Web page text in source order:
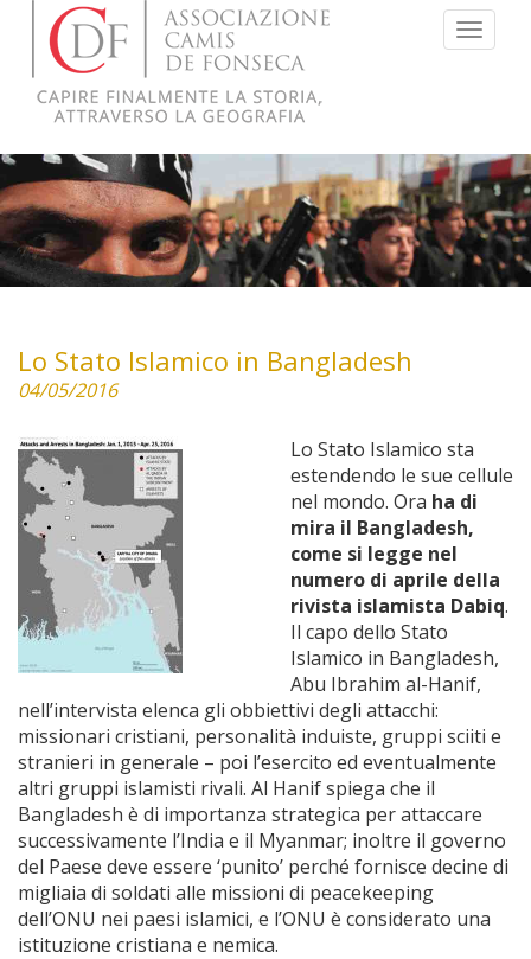
Menu
Lo Stato Islamico in Bangladesh
04/05/2016
Lo Stato Islamico sta
estendendo le sue cellule
nel mondo. Ora ha di
mira il Bangladesh,
come si legge nel
numero di aprile della
rivista islamista Dabiq.
Il capo dello Stato
Islamico in Bangladesh,
Abu Ibrahim al-Hanif,
nell’intervista elenca gli obbiettivi degli attacchi:
missionari cristiani, personalità induiste, gruppi sciiti e
stranieri in generale – poi l’esercito ed eventualmente
altri gruppi islamisti rivali. Al Hanif spiega che il
Bangladesh è di importanza strategica per attaccare
successivamente l’India e il Myanmar; inoltre il governo
del Paese deve essere ‘punito’ perché fornisce decine di
migliaia di soldati alle missioni di peacekeeping
dell’ONU nei paesi islamici, e l’ONU è considerato una
istituzione cristiana e nemica.